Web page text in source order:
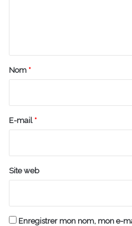
a
e
Nom *
E-mail *
Site web
Enregistrer mon nom, mon e-